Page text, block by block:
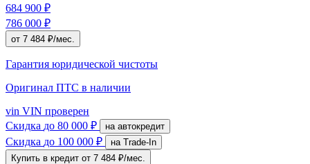
684 900 ₽
786 000 ₽
от 7 484 ₽/мес.
Гарантия юридической чистоты
Оригинал ПТС в наличии
vin VIN проверен
Скидка до 80 000 ₽ на автокредит
Скидка до 100 000 ₽
на Trade-In
Купить в кредит от 7 484 ₽/мес.